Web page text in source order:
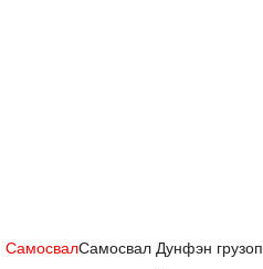
СамосвалСамосвал Дунфэн